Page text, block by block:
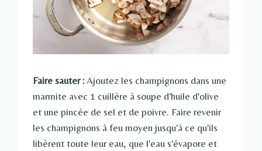
Faire sauter :Ajoutez les champignons dans une
marmite avec 1 cuillère à soupe d'huile d'olive
et une pincée de sel et de poivre. Faire revenir
les champignons à feu moyen jusqu'à ce qu'ils
libèrent toute leur eau, que l'eau s'évapore et